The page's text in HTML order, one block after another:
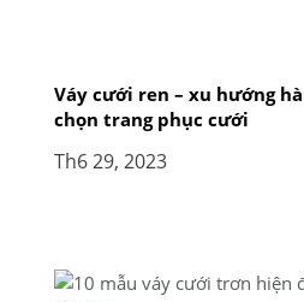
Váy cưới ren – xu hướng
chọn trang phục cưới
Th6 29, 2023